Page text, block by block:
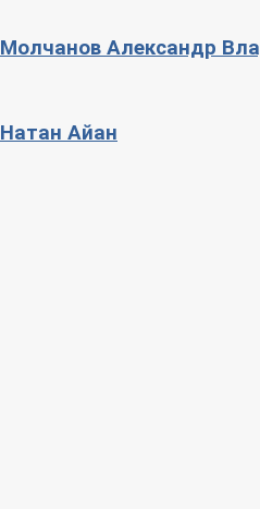
Молчанов Александр
Натан Айан